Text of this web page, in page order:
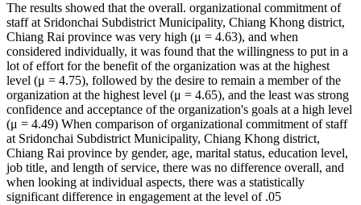
The results showed that the overall. organizational commitment of
staff at Sridonchai Subdistrict Municipality, Chiang Khong district,
Chiang Rai province was very high (μ = 4.63), and when
considered individually, it was found that the willingness to put in a
lot of effort for the benefit of the organization was at the highest
level (μ = 4.75), followed by the desire to remain a member of the
organization at the highest level (μ = 4.65), and the least was strong
confidence and acceptance of the organization's goals at a high level
(μ = 4.49) When comparison of organizational commitment of staff
at Sridonchai Subdistrict Municipality, Chiang Khong district,
Chiang Rai province by gender, age, marital status, education level,
job title, and length of service, there was no difference overall, and
when looking at individual aspects, there was a statistically
significant difference in engagement at the level of .05